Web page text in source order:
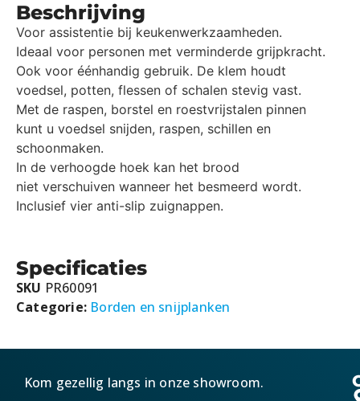
Beschrijving
Voor assistentie bij keukenwerkzaamheden.
Ideaal voor personen met verminderde grijpkracht.
Ook voor éénhandig gebruik. De klem houdt
voedsel, potten, flessen of schalen stevig vast.
Met de raspen, borstel en roestvrijstalen pinnen
kunt u voedsel snijden, raspen, schillen en
schoonmaken.
In de verhoogde hoek kan het brood
niet verschuiven wanneer het besmeerd wordt.
Inclusief vier anti-slip zuignappen.
Specificaties
SKU PR60091
Categorie: Borden en snijplanken
Kom gezellig langs in onze showroom.